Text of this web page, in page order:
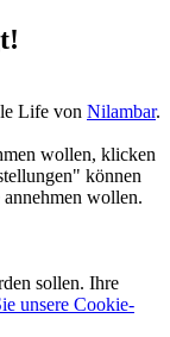
Life von Nilambar.
wollen, klicken
können
wollen.
sollen. Ihre
unsere Cookie-